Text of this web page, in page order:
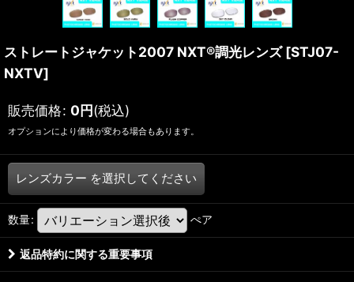
ストレートジャケット2007 NXT®調光レンズ [STJ07-
NXTV]
販売価格: 0円(税込)
オプションにより価格が変わる場合もあります。
レンズカラー を選択してください
数量: ぺア
返品特約に関する重要事項